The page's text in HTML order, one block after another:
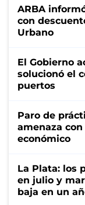
ARBA
con
Urbano
El Gobierno
solucionó el
puertos
Paro de
amenaza
económico
La Plata: los
en julio y
baja en un